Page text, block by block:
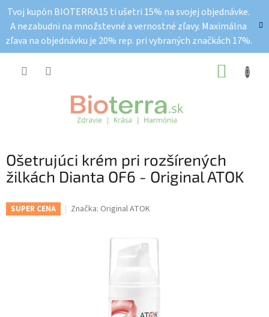
obsah
Tvoj kupón BIOTERRA15 ti ušetri 15% na svojej objednávke.
A nezabudni na množstevné a vernostné zľavy. Maximálna
zľava na objednávku je 20% rep. pri vybraných značkách 17%.
Ošetrujúci krém pri rozšírených
žilkách Dianta OF6 - Original ATOK
SUPER CENA Značka: Original ATOK